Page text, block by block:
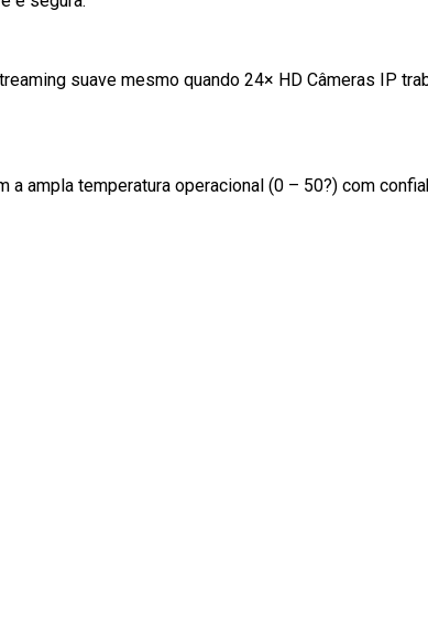
suave mesmo quando 24× HD Câmeras IP
ampla temperatura operacional (0 – 50?) com